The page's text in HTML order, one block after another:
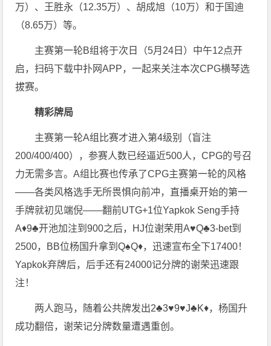
万）、王胜永（12.35万）、胡成旭（10万）和于国迪
（8.65万）等。
主赛第一轮B组将于次日（5月24日）中午12点开
启，扫码下载中扑网APP，一起来关注本次CPG横琴选
拔赛。
精彩牌局
主赛第一轮A组比赛才进入第4级别（盲注
200/400/400），参赛人数已经逼近500人，CPG的号召
力无需多言。A组比赛也传承了CPG主赛第一轮的风格
——各类风格选手无所畏惧向前冲，直播桌开始的第一
手牌就初见端倪——翻前UTG+1位Yapkok Seng手持
A♦️9♣️开池加注到900之后，HJ位谢荣用A♥️Q♣️3-bet到
2500，BB位杨国升拿到Q♠️Q♦️，迅速宣布全下17400！
Yapkok弃牌后，后手还有24000记分牌的谢荣迅速跟
注！
两人跑马，随着公共牌发出2♣️3♥️9♥️J♣️K♦️，杨国升
成功翻倍，谢荣记分牌数量遭遇重创。